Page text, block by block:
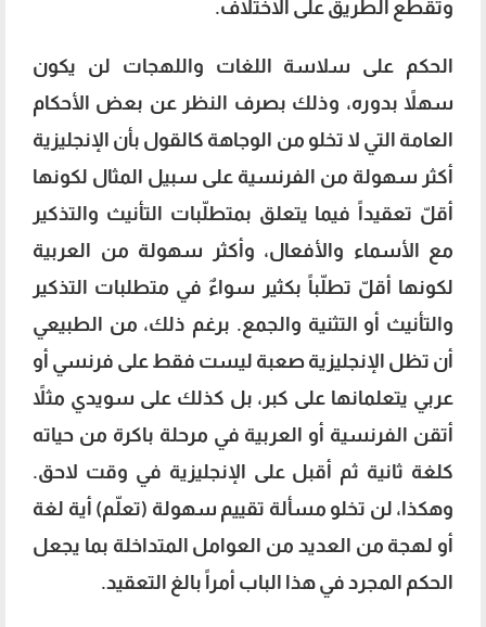
وتقطع الطريق على الاختلاف.
الحكم على سلاسة اللغات واللهجات لن يكون
سهلاً بدوره، وذلك بصرف النظر عن بعض الأحكام
العامة التي لا تخلو من الوجاهة كالقول بأن الإنجليزية
أكثر سهولة من الفرنسية على سبيل المثال لكونها
أقلّ تعقيداً فيما يتعلق بمتطلّبات التأنيث والتذكير
مع الأسماء والأفعال، وأكثر سهولة من العربية
لكونها أقلّ تطلّباً بكثير سواءٌ في متطلبات التذكير
والتأنيث أو التثنية والجمع. برغم ذلك، من الطبيعي
أن تظل الإنجليزية صعبة ليست فقط على فرنسي أو
عربي يتعلمانها على كبر، بل كذلك على سويدي مثلاً
أتقن الفرنسية أو العربية في مرحلة باكرة من حياته
كلغة ثانية ثم أقبل على الإنجليزية في وقت لاحق.
وهكذا، لن تخلو مسألة تقييم سهولة (تعلّم) أية لغة
أو لهجة من العديد من العوامل المتداخلة بما يجعل
الحكم المجرد في هذا الباب أمراً بالغ التعقيد.